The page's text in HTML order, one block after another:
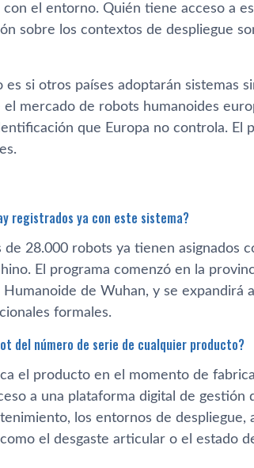
el entorno. Quién tiene acceso a
sobre los contextos de despliegue
es si otros países adoptarán sistemas
el mercado de robots humanoides
que Europa no controla. El
registrados ya con este sistema?
28.000 robots ya tienen asignados
El programa comenzó en la
de Wuhan, y se expandirá
formales.
del número de serie de cualquier producto?
el producto en el momento de
a una plataforma digital de gestión
los entornos de despliegue,
el desgaste articular o el estado